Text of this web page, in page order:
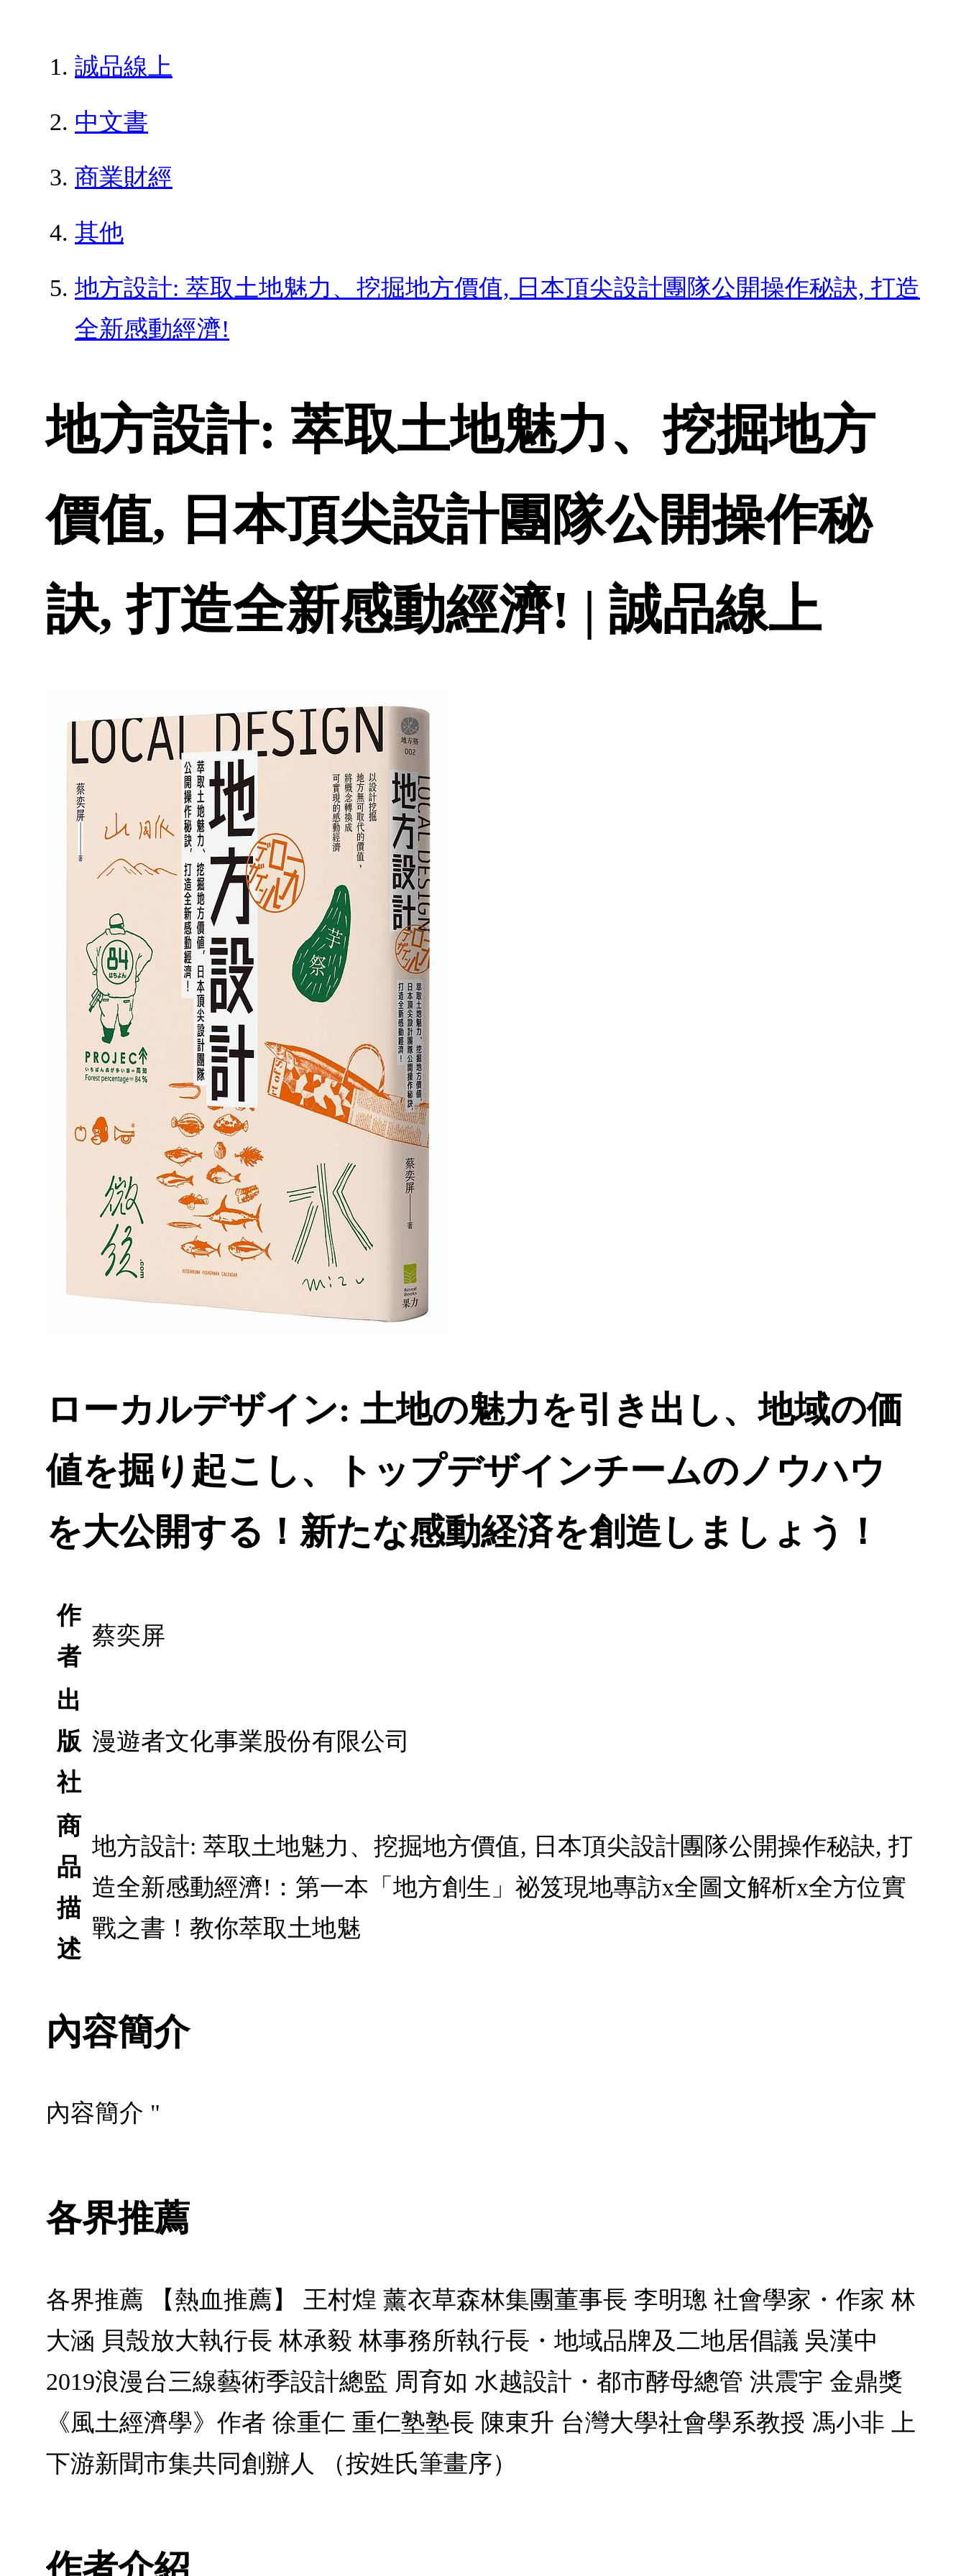
誠品線上
中文書
商業財經
其他
地方設計: 萃取土地魅力、挖掘地方價值, 日本頂尖設計團隊公開操作秘訣, 打造
全新感動經濟!
地方設計: 萃取土地魅力、挖掘地方
價值, 日本頂尖設計團隊公開操作秘
訣, 打造全新感動經濟! | 誠品線上
ローカルデザイン: 土地の魅力を引き出し、地域の価
値を掘り起こし、トップデザインチームのノウハウ
を大公開する！新たな感動経済を創造しましょう！
作
者
蔡奕屏
出
版
社
漫遊者文化事業股份有限公司
商
品
描
述
地方設計: 萃取土地魅力、挖掘地方價值, 日本頂尖設計團隊公開操作秘訣, 打
造全新感動經濟!：第一本「地方創生」祕笈現地專訪x全圖文解析x全方位實
戰之書！教你萃取土地魅
內容簡介
內容簡介 "
各界推薦
各界推薦 【熱血推薦】 王村煌 薰衣草森林集團董事長 李明璁 社會學家・作家 林
大涵 貝殼放大執行長 林承毅 林事務所執行長・地域品牌及二地居倡議 吳漢中
2019浪漫台三線藝術季設計總監 周育如 水越設計・都市酵母總管 洪震宇 金鼎獎
《風土經濟學》作者 徐重仁 重仁塾塾長 陳東升 台灣大學社會學系教授 馮小非 上
下游新聞市集共同創辦人 （按姓氏筆畫序）